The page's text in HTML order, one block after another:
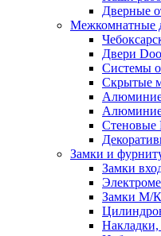
Дверные
Межкомнатные
Двери
Системы
Скрытые
Замки и
Замки
Замки М/
Накладки,